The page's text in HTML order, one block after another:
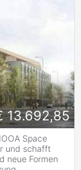
13.692,85
Space
und schafft
neue Formen